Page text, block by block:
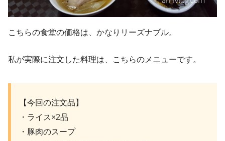
こちらの食堂の価格は、かなりリーズナブル。
私が実際に注文した料理は、こちらのメニューです。
【今回の注文品】
・ライス×2品
・豚肉のスープ